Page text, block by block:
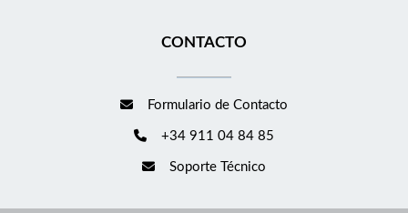
CONTACTO
Formulario de Contacto
+34 911 04 84 85
Soporte Técnico